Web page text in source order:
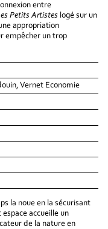
entre
Petits Artistes logé sur un
appropriation
empêcher un trop
Vernet Economie
la noue en la sécurisant
accueille un
de la nature en